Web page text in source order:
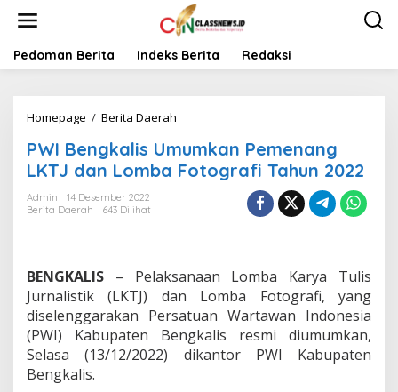
t
Pedoman Berita Indeks Berita Redaksi
Homepage / Berita Daerah
I
B
e
i
s
U
m
u
m
PWI Bengkalis Umumkan Pemenang
LKTJ dan Lomba Fotografi Tahun 2022
Admin
14 Desember 2022
Berita Daerah
643 Dilihat
BENGKALIS – Pelaksanaan Lomba Karya Tulis
Jurnalistik (LKTJ) dan Lomba Fotografi, yang
diselenggarakan Persatuan Wartawan Indonesia
(PWI) Kabupaten Bengkalis resmi diumumkan,
Selasa (13/12/2022) dikantor PWI Kabupaten
Bengkalis.